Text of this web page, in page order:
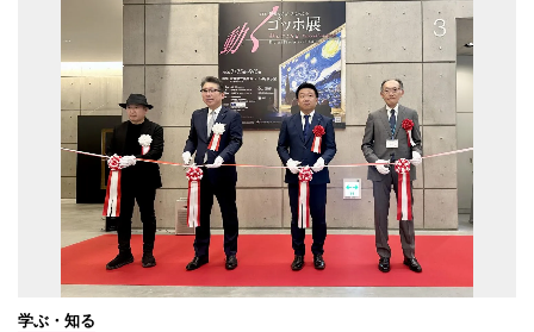
学ぶ・知る